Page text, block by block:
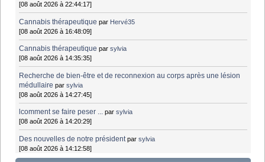
[08 août 2026 à 22:44:17]
Cannabis thérapeutique par Hervé35
[08 août 2026 à 16:48:09]
Cannabis thérapeutique parsylvia
[08 août 2026 à 14:35:35]
Recherche de bien-être et de reconnexion au corps après une lésion
médullaire parsylvia
[08 août 2026 à 14:27:45]
lcomment se faire peser ... parsylvia
[08 août 2026 à 14:20:29]
Des nouvelles de notre président parsylvia
[08 août 2026 à 14:12:58]